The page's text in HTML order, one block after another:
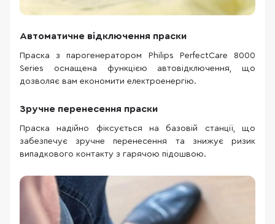
Автоматичне відключення праски
Праска з парогенератором Philips PerfectCare 8000
Series оснащена функцією автовідключення, що
дозволяє вам економити електроенергію.
Зручне перенесення праски
Праска надійно фіксується на базовій станції, що
забезпечує зручне перенесення та знижує ризик
випадкового контакту з гарячою підошвою.